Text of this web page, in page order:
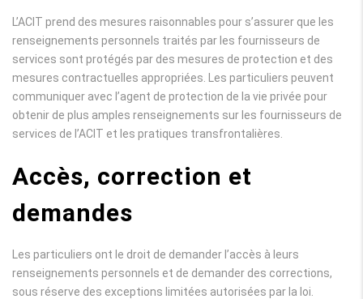
L’ACIT prend des mesures raisonnables pour s’assurer que les
renseignements personnels traités par les fournisseurs de
services sont protégés par des mesures de protection et des
mesures contractuelles appropriées. Les particuliers peuvent
communiquer avec l’agent de protection de la vie privée pour
obtenir de plus amples renseignements sur les fournisseurs de
services de l’ACIT et les pratiques transfrontalières.
Accès, correction et
demandes
Les particuliers ont le droit de demander l’accès à leurs
renseignements personnels et de demander des corrections,
sous réserve des exceptions limitées autorisées par la loi.